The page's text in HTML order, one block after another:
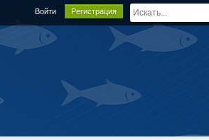
Войти Регистрация